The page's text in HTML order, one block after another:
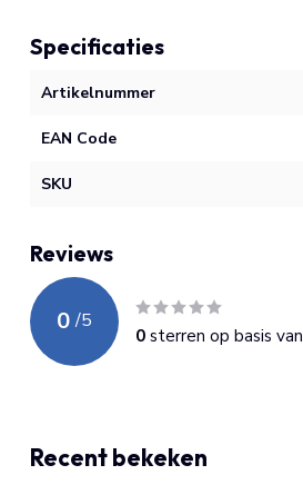
Specificaties
Artikelnummer
EAN Code
SKU
Reviews
0 /5
0sterren op basis van
Recent bekeken